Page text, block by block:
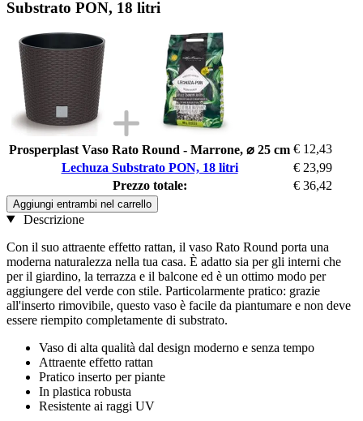
Substrato PON, 18 litri
Prosperplast Vaso Rato Round - Marrone, ⌀ 25 cm € 12,43
Lechuza Substrato PON, 18 litri
€ 23,99
Prezzo totale:
€ 36,42
Aggiungi entrambi nel carrello
Descrizione
Con il suo attraente effetto rattan, il vaso Rato Round porta una
moderna naturalezza nella tua casa. È adatto sia per gli interni che
per il giardino, la terrazza e il balcone ed è un ottimo modo per
aggiungere del verde con stile. Particolarmente pratico: grazie
all'inserto rimovibile, questo vaso è facile da piantumare e non deve
essere riempito completamente di substrato.
Vaso di alta qualità dal design moderno e senza tempo
Attraente effetto rattan
Pratico inserto per piante
In plastica robusta
Resistente ai raggi UV